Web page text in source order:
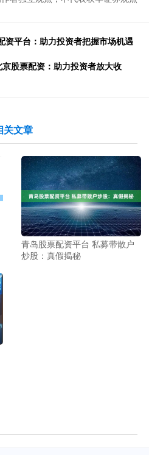
资平台：助力投资者把握市场机遇
股票配资：助力投资者放大收
关文章
青岛股票配资平台 私募带散户
炒股：真假揭秘